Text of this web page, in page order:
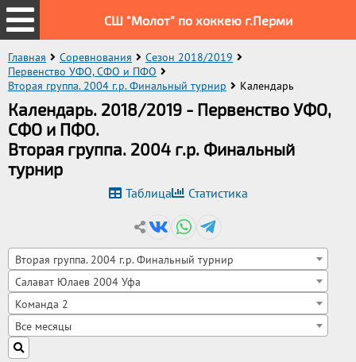
СШ "Молот" по хоккею г.Перми
Главная Соревнования
Сезон 2018/2019
Первенство УФО, СФО и ПФО
Вторая группа. 2004 г.р. Финальный турнир
Календарь
Календарь. 2018/2019 - Первенство УФО,
СФО и ПФО.
Вторая группа. 2004 г.р. Финальный
турнир
Таблица Статистика
Вторая группа. 2004 г.р. Финальный турнир
Салават Юлаев 2004 Уфа
Команда 2
Все месяцы